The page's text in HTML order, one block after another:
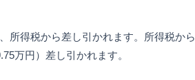
所得税から差し引かれます。所得税から
万円）差し引かれます。